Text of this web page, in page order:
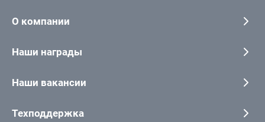
О компании
Наши награды
Наши вакансии
Техподдержка